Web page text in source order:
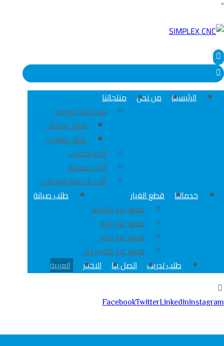
"
الرئيسية من نحن
منتجاتنا
ماكينات اوروبية
شغل اخشاب
شغل معادن
آلات الخشب
آلات معدنية
آلات الدعاية والإعلان
خدماتنا
قطع الغيار
قطع غيار البلازما
قطع غيار راوتر
قطع غيار الليزر
قطع غيار الفايبر ليزر
طلب صيانة
طلب تدريب اتصل بنا الاخبار العربية
FacebookTwitterLinkedininstagram